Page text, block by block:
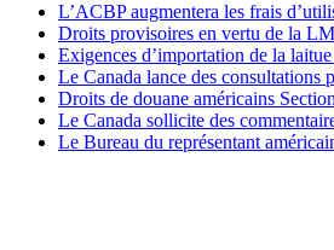
L’ACBP augmentera les frais
Droits provisoires en vertu de la
Exigences d’importation de la
Le Canada lance des consultations
Droits de douane américains
Le Canada sollicite des
Le Bureau du représentant